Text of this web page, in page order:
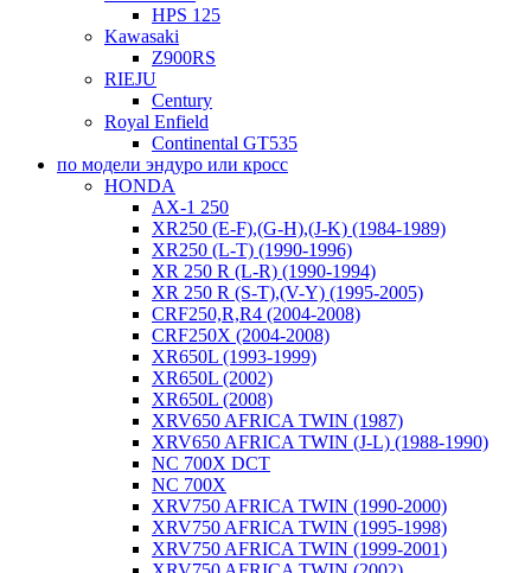
HPS 125
Kawasaki
Z900RS
RIEJU
Century
Royal Enfield
Continental GT535
по модели эндуро или кросс
HONDA
AX-1 250
XR250 (E-F),(G-H),(J-K) (1984-1989)
XR250 (L-T) (1990-1996)
XR 250 R (L-R) (1990-1994)
XR 250 R (S-T),(V-Y) (1995-2005)
CRF250,R,R4 (2004-2008)
CRF250X (2004-2008)
XR650L (1993-1999)
XR650L (2002)
XR650L (2008)
XRV650 AFRICA TWIN (1987)
XRV650 AFRICA TWIN (J-L) (1988-1990)
NC 700X DCT
NC 700X
XRV750 AFRICA TWIN (1990-2000)
XRV750 AFRICA TWIN (1995-1998)
XRV750 AFRICA TWIN (1999-2001)